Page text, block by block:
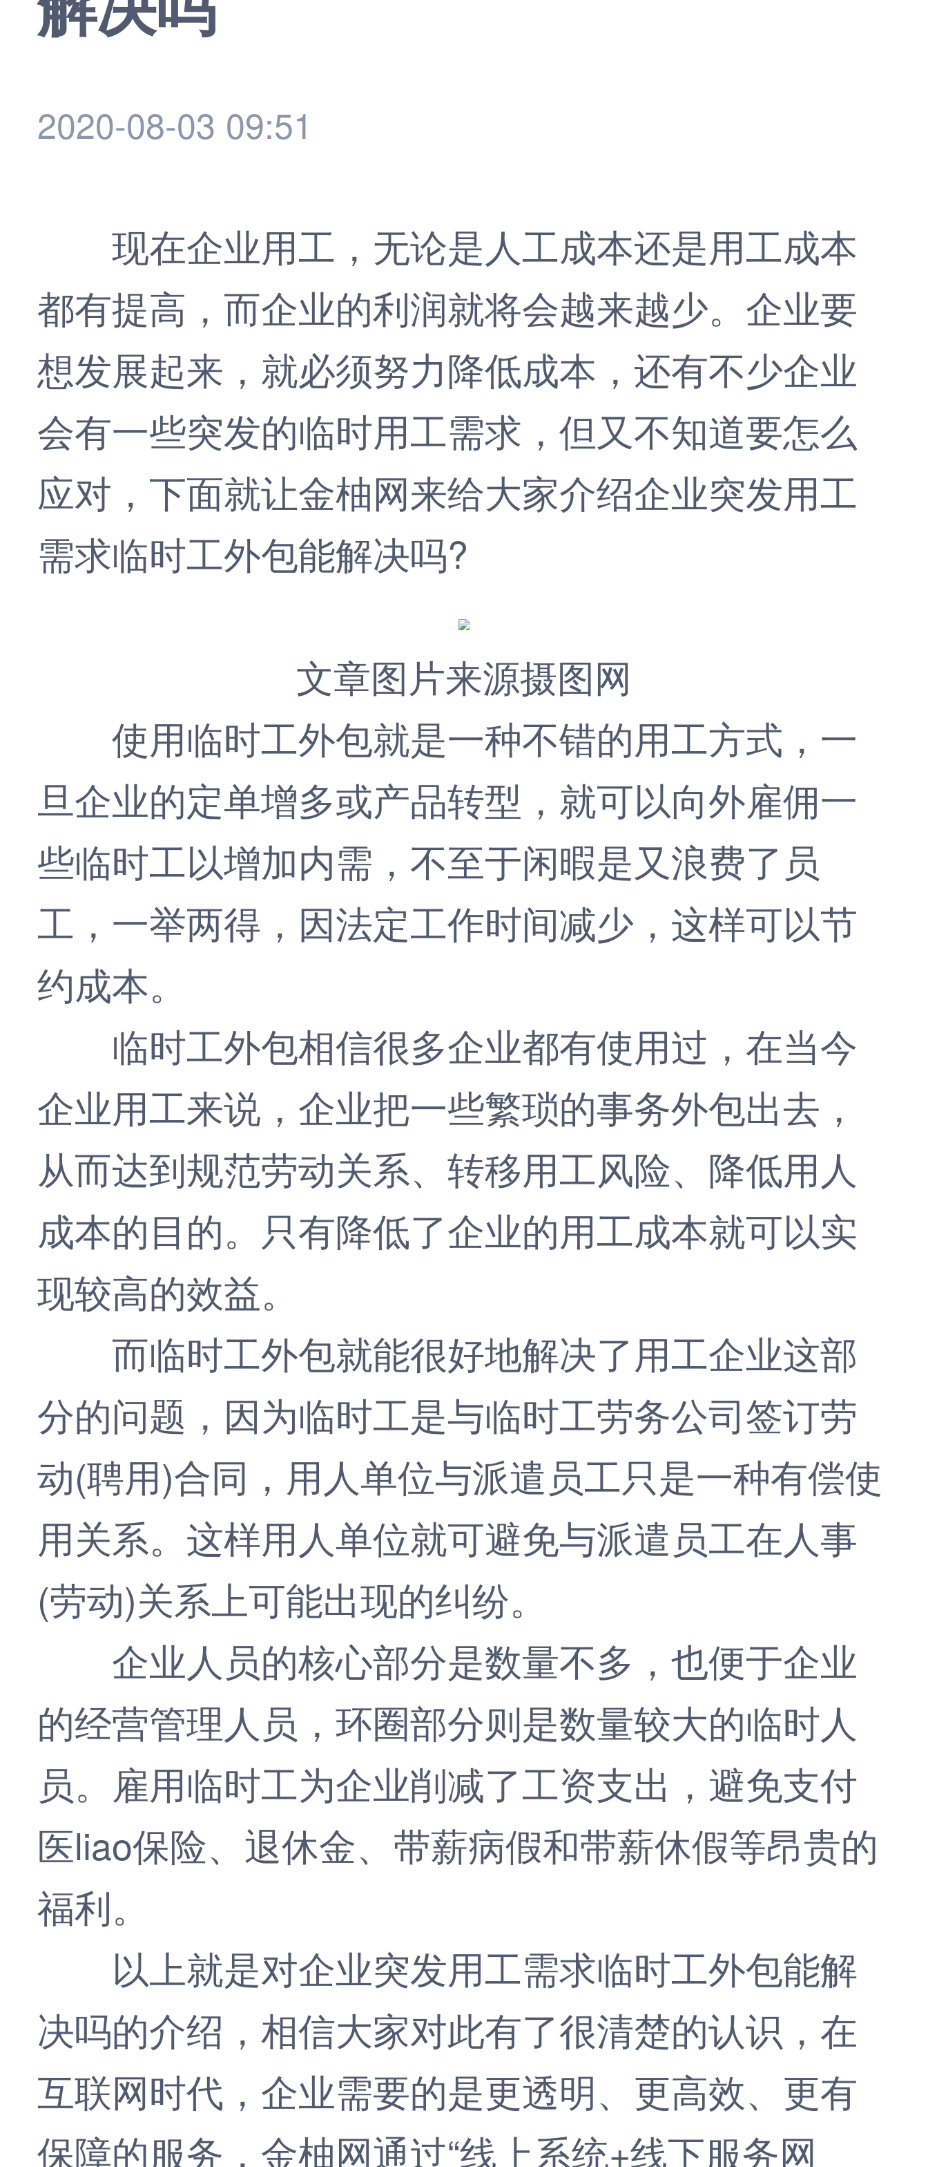
2020-08-03 09:51
现在企业用工，无论是人工成本还是用工成本
都有提高，而企业的利润就将会越来越少。企业要
想发展起来，就必须努力降低成本，还有不少企业
会有一些突发的临时用工需求，但又不知道要怎么
应对，下面就让金柚网来给大家介绍企业突发用工
需求临时工外包能解决吗?
文章图片来源摄图网
使用临时工外包就是一种不错的用工方式，一
旦企业的定单增多或产品转型，就可以向外雇佣一
些临时工以增加内需，不至于闲暇是又浪费了员
工，一举两得，因法定工作时间减少，这样可以节
约成本。
临时工外包相信很多企业都有使用过，在当今
企业用工来说，企业把一些繁琐的事务外包出去，
从而达到规范劳动关系、转移用工风险、降低用人
成本的目的。只有降低了企业的用工成本就可以实
现较高的效益。
而临时工外包就能很好地解决了用工企业这部
分的问题，因为临时工是与临时工劳务公司签订劳
动(聘用)合同，用人单位与派遣员工只是一种有偿使
用关系。这样用人单位就可避免与派遣员工在人事
(劳动)关系上可能出现的纠纷。
企业人员的核心部分是数量不多，也便于企业
的经营管理人员，环圈部分则是数量较大的临时人
员。雇用临时工为企业削减了工资支出，避免支付
医liao保险、退休金、带薪病假和带薪休假等昂贵的
福利。
以上就是对企业突发用工需求临时工外包能解
决吗的介绍，相信大家对此有了很清楚的认识，在
互联网时代，企业需要的是更透明、更高效、更有
保障的服务， 金柚网通过“线上系统+线下服务网